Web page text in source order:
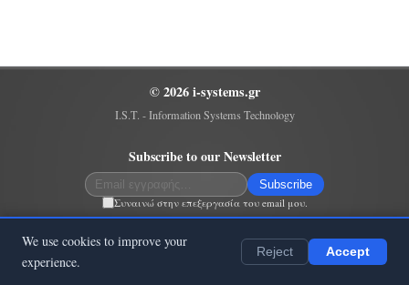
© 2026 i-systems.gr
I.S.T. - Information Systems Technology
Subscribe to our Newsletter
Subscribe
Συναινώ στην επεξεργασία του email μου.
sitemap
powered by AtmaJyoti CMS
We use cookies to improve your
experience.
Reject Accept